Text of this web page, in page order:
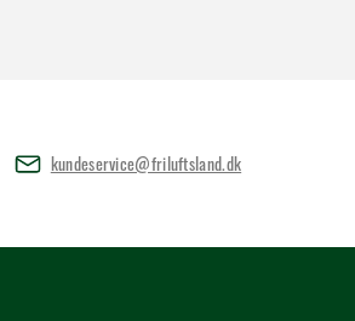
kundeservice@friluftsland.dk